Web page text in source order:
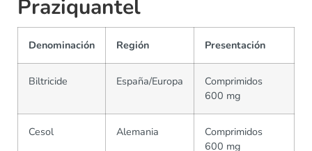
Praziquantel
Denominación Región Presentación
Biltricide España/Europa
Comprimidos
600 mg
Cesol Alemania
Comprimidos
600 mg